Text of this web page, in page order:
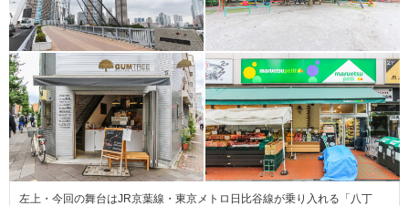
左上・今回の舞台はJR京葉線・東京メトロ日比谷線が乗り入れる「八丁